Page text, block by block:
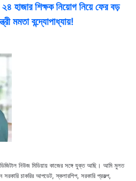
২৪ হাজার শিক্ষক নিয়োগ নিয়ে ফের বড়
মমতা বন্দ্যোপাধ্যায়!
নিউজ মিডিয়ায় কাজের সঙ্গে যুক্ত আছি। আমি মুলত
চাকরির আপডেট, স্কলারশিপ, সরকারি প্রকল্প,